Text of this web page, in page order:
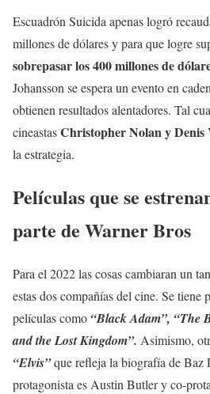
Escuadrón Suicida apenas logró
millones de dólares y para que logre
sobrepasar los 400 millones de
Johansson se espera un evento en
obtienen resultados alentadores. Tal
cineastasChristopher Nolan y Denis
la estrategia.
Películas que se
parte de Warner Bros
Para el 2022 las cosas cambiaran un
estas dos compañías del cine. Se tiene
películas como “Black Adam”, “The
and the Lost Kingdom”. Asimismo,
“Elvis”que refleja la biografía de Baz
protagonista es Austin Butler y co-